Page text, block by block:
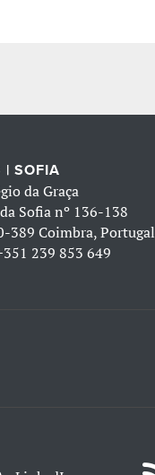
| SOFIA
da Graça
Sofia nº 136-138
389 Coimbra, Portugal
239 853 649